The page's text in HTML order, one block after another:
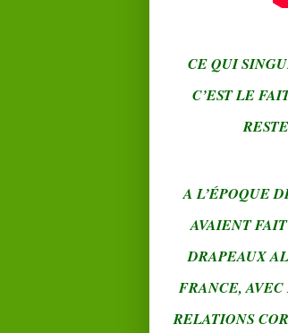
CE QUI
C’EST LE
A L’ÉPOQUE
AVAIENT
DRAPEAUX
FRANCE,
RELATIONS